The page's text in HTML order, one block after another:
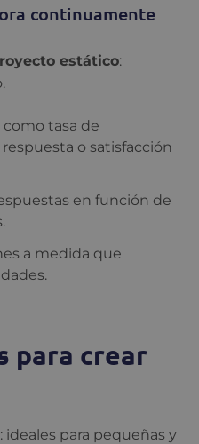
continuamente
estático:
tasa de
o satisfacción
en función de
a medida que
para crear
: ideales para pequeñas y